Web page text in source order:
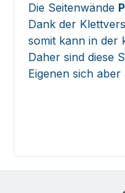
Die Seitenwände
Dank der
somit kann in der
Daher sind diese
Eigenen sich